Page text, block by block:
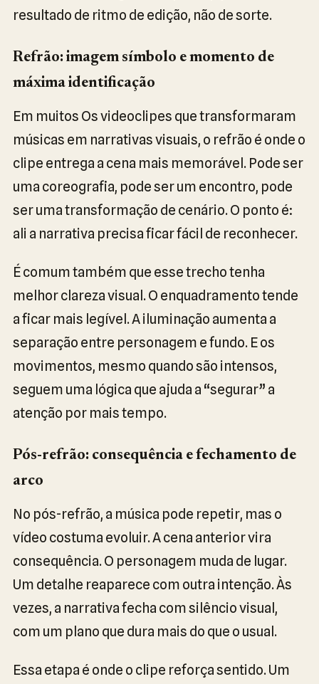
resultado de ritmo de edição, não de sorte.
Refrão: imagem símbolo e momento de
máxima identificação
Em muitos Os videoclipes que transformaram
músicas em narrativas visuais, o refrão é onde o
clipe entrega a cena mais memorável. Pode ser
uma coreografia, pode ser um encontro, pode
ser uma transformação de cenário. O ponto é:
ali a narrativa precisa ficar fácil de reconhecer.
É comum também que esse trecho tenha
melhor clareza visual. O enquadramento tende
a ficar mais legível. A iluminação aumenta a
separação entre personagem e fundo. E os
movimentos, mesmo quando são intensos,
seguem uma lógica que ajuda a “segurar” a
atenção por mais tempo.
Pós-refrão: consequência e fechamento de
arco
No pós-refrão, a música pode repetir, mas o
vídeo costuma evoluir. A cena anterior vira
consequência. O personagem muda de lugar.
Um detalhe reaparece com outra intenção. Às
vezes, a narrativa fecha com silêncio visual,
com um plano que dura mais do que o usual.
Essa etapa é onde o clipe reforça sentido. Um